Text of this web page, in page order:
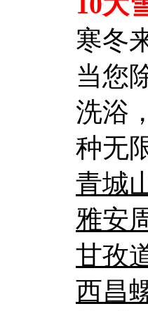
寒冬
当您
洗浴
种无
青
雅
甘
西